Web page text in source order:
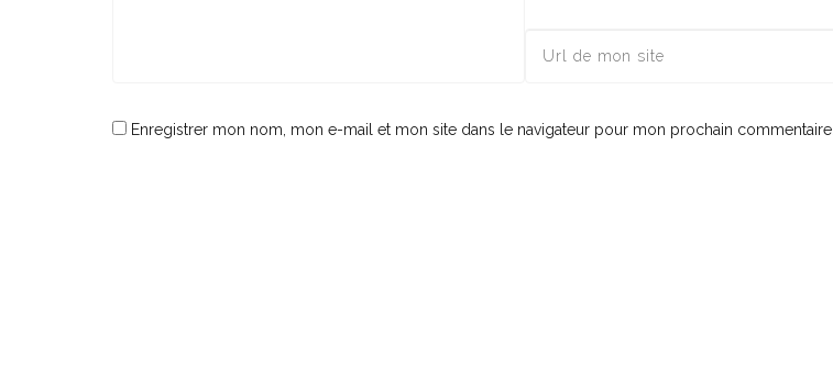
Enregistrer mon nom, mon e-mail et mon site dans le navigateur pour mon prochain commentaire.